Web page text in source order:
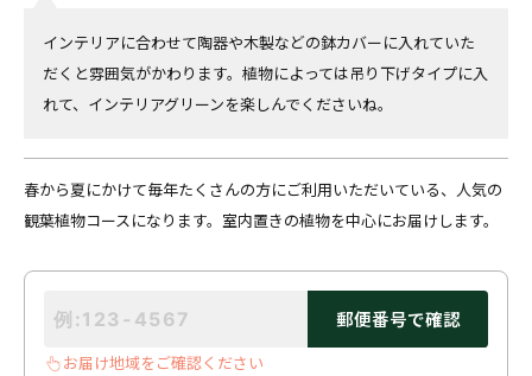
インテリアに合わせて陶器や木製などの鉢カバーに入れていた
だくと雰囲気がかわります。植物によっては吊り下げタイプに入
れて、インテリアグリーンを楽しんでくださいね。
春から夏にかけて毎年たくさんの方にご利用いただいている、人気の
観葉植物コースになります。室内置きの植物を中心にお届けします。
郵便番号で確認
お届け地域をご確認ください